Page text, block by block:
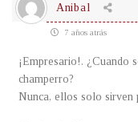
Anibal
7 años atrás
¡Empresario!. ¿Cuando
champerro?
Nunca, ellos solo sirven